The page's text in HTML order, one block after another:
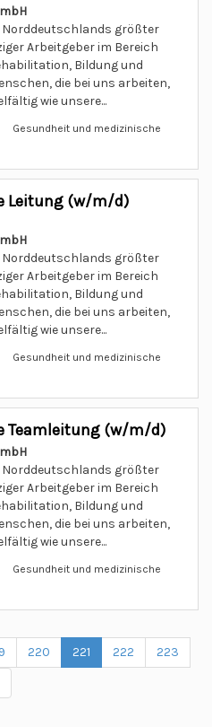
Norddeutschlands größter
Arbeitgeber im Bereich
Bildung und
die bei uns arbeiten,
wie unsere...
Gesundheit und medizinische
Leitung (w/m/d)
Norddeutschlands größter
Arbeitgeber im Bereich
Bildung und
die bei uns arbeiten,
wie unsere...
Gesundheit und medizinische
Teamleitung (w/m/d)
Norddeutschlands größter
Arbeitgeber im Bereich
Bildung und
die bei uns arbeiten,
wie unsere...
Gesundheit und medizinische
220 221 222
223